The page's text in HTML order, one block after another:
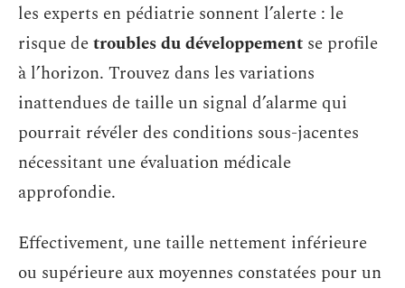
les experts en pédiatrie sonnent l’alerte : le
risque detroubles du développement se profile
à l’horizon. Trouvez dans les variations
inattendues de taille un signal d’alarme qui
pourrait révéler des conditions sous-jacentes
nécessitant une évaluation médicale
approfondie.
Effectivement, une taille nettement inférieure
ou supérieure aux moyennes constatées pour un